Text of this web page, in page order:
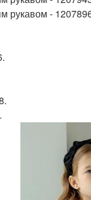
рукавом -